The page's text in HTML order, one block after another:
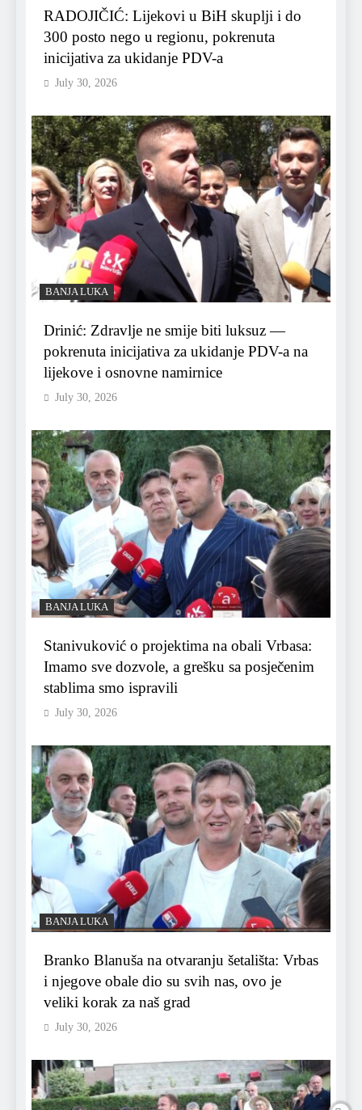
RADOJIČIĆ: Lijekovi u BiH skuplji i do
300 posto nego u regionu, pokrenuta
inicijativa za ukidanje PDV-a
July 30, 2026
BANJA LUKA
Drinić: Zdravlje ne smije biti luksuz —
pokrenuta inicijativa za ukidanje PDV-a na
lijekove i osnovne namirnice
July 30, 2026
BANJA LUKA
Stanivuković o projektima na obali Vrbasa:
Imamo sve dozvole, a grešku sa posječenim
stablima smo ispravili
July 30, 2026
BANJA LUKA
Branko Blanuša na otvaranju šetališta: Vrbas
i njegove obale dio su svih nas, ovo je
veliki korak za naš grad
July 30, 2026